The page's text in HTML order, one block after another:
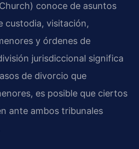
conoce de asuntos
custodia, visitación,
y órdenes de
jurisdiccional significa
de divorcio que
es posible que ciertos
ante ambos tribunales